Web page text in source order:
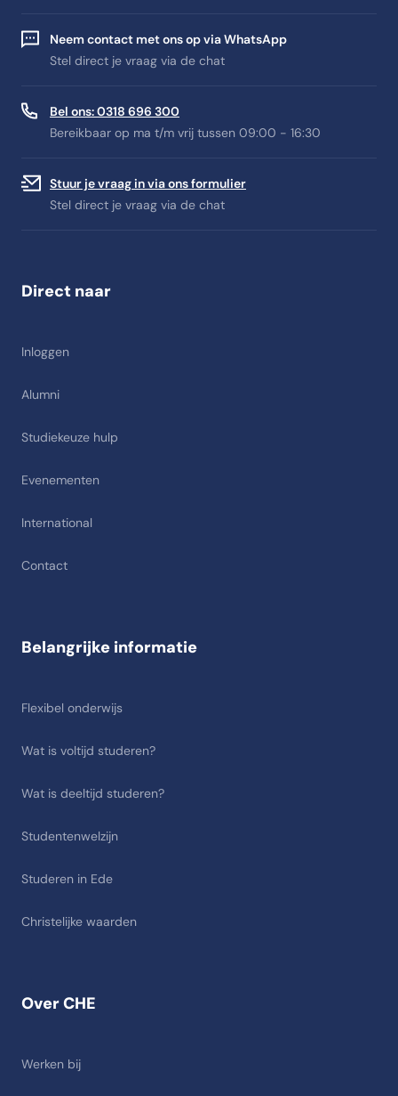
Neem contact met ons op via WhatsApp
Stel direct je vraag via de chat
Bel ons: 0318 696 300
Bereikbaar op ma t/m vrij tussen 09:00 - 16:30
Stuur je vraag in via ons formulier
Stel direct je vraag via de chat
Direct naar
Inloggen
Alumni
Studiekeuze hulp
Evenementen
International
Contact
Over CHE
Werken bij
Belangrijke informatie
Flexibel onderwijs
Wat is voltijd studeren?
Wat is deeltijd studeren?
Studentenwelzijn
Studeren in Ede
Christelijke waarden